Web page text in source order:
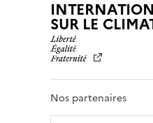
SUR LE
Nos partenaires